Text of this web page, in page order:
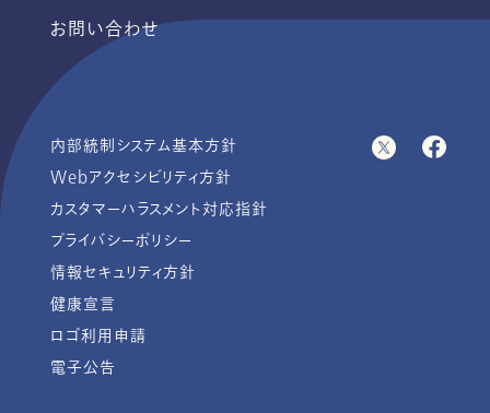
お問い合わせ
内部統制システム基本方針
Webアクセシビリティ方針
カスタマーハラスメント対応指針
プライバシーポリシー
情報セキュリティ方針
健康宣言
ロゴ利用申請
電子公告